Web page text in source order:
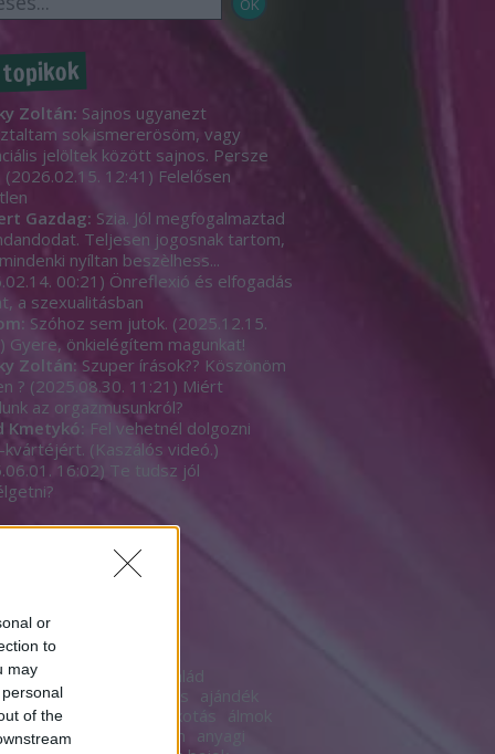
or
to
may
of the
Zoltán: Sajnos ugyanezt
sok ismererösöm, vagy
jelöltek között sajnos. Persze
(2026.02.15. 12:41 ) Felelősen
Gazdag: Szia. Jól megfogalmaztad
Teljesen jogosnak tartom,
nyíltan beszèlhess...
00:21 ) Önreflexió és elfogadás
a szexualitásban
Szóhoz sem jutok. (2025.12.15.
) Gyere, önkielégítem magunkat!
Zoltán: Szuper írások?? Köszönöm
? (2025.08.30. 11:21 ) Miért
az orgazmusunkról?
Kmetykó: Fel vehetnél dolgozni
(Kaszálós videó.)
16:02) Te tudsz jól
18
acsaládazcsalád
agyalás ajándék
akarat alkotás álmok
alternatíva anonim anyagi